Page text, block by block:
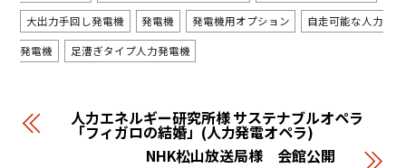
大出力手回し発電機 発電機 発電機用オプション 自走可能な人力
発電機 足漕ぎタイプ人力発電機
人力エネルギー研究所様 サステナブルオペラ
「フィガロの結婚」(人力発電オペラ)
NHK松山放送局様 会館公開